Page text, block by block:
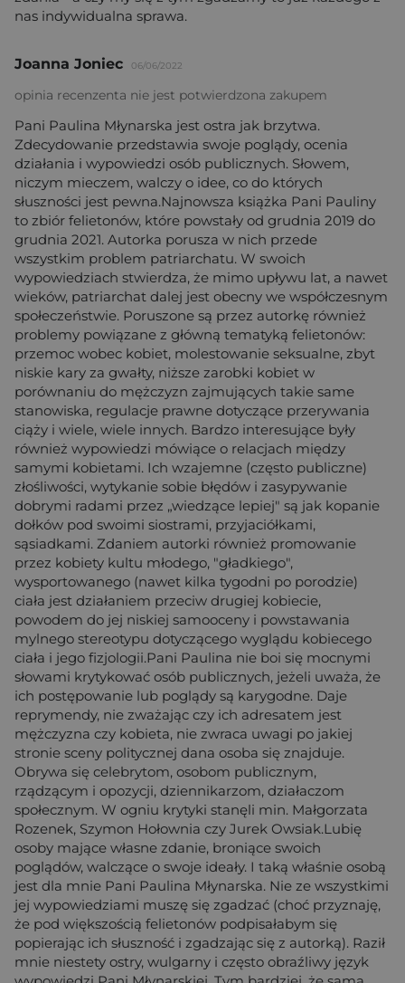
nas indywidualna sprawa.
Joanna Joniec 06/06/2022
opinia recenzenta nie jest potwierdzona zakupem
Pani Paulina Młynarska jest ostra jak brzytwa.
Zdecydowanie przedstawia swoje poglądy, ocenia
działania i wypowiedzi osób publicznych. Słowem,
niczym mieczem, walczy o idee, co do których
słuszności jest pewna.Najnowsza książka Pani Pauliny
to zbiór felietonów, które powstały od grudnia 2019 do
grudnia 2021. Autorka porusza w nich przede
wszystkim problem patriarchatu. W swoich
wypowiedziach stwierdza, że mimo upływu lat, a nawet
wieków, patriarchat dalej jest obecny we współczesnym
społeczeństwie. Poruszone są przez autorkę również
problemy powiązane z główną tematyką felietonów:
przemoc wobec kobiet, molestowanie seksualne, zbyt
niskie kary za gwałty, niższe zarobki kobiet w
porównaniu do mężczyzn zajmujących takie same
stanowiska, regulacje prawne dotyczące przerywania
ciąży i wiele, wiele innych. Bardzo interesujące były
również wypowiedzi mówiące o relacjach między
samymi kobietami. Ich wzajemne (często publiczne)
złośliwości, wytykanie sobie błędów i zasypywanie
dobrymi radami przez „wiedzące lepiej" są jak kopanie
dołków pod swoimi siostrami, przyjaciółkami,
sąsiadkami. Zdaniem autorki również promowanie
przez kobiety kultu młodego, "gładkiego",
wysportowanego (nawet kilka tygodni po porodzie)
ciała jest działaniem przeciw drugiej kobiecie,
powodem do jej niskiej samooceny i powstawania
mylnego stereotypu dotyczącego wyglądu kobiecego
ciała i jego fizjologii.Pani Paulina nie boi się mocnymi
słowami krytykować osób publicznych, jeżeli uważa, że
ich postępowanie lub poglądy są karygodne. Daje
reprymendy, nie zważając czy ich adresatem jest
mężczyzna czy kobieta, nie zwraca uwagi po jakiej
stronie sceny politycznej dana osoba się znajduje.
Obrywa się celebrytom, osobom publicznym,
rządzącym i opozycji, dziennikarzom, działaczom
społecznym. W ogniu krytyki stanęli min. Małgorzata
Rozenek, Szymon Hołownia czy Jurek Owsiak.Lubię
osoby mające własne zdanie, broniące swoich
poglądów, walczące o swoje ideały. I taką właśnie osobą
jest dla mnie Pani Paulina Młynarska. Nie ze wszystkimi
jej wypowiedziami muszę się zgadzać (choć przyznaję,
że pod większością felietonów podpisałabym się
popierając ich słuszność i zgadzając się z autorką). Raził
mnie niestety ostry, wulgarny i często obraźliwy język